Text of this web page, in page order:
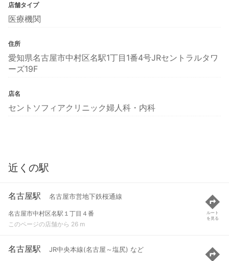
店舗タイプ
医療機関
住所
愛知県名古屋市中村区名駅1丁目1番4号JRセントラルタワ
ーズ19F
店名
セントソフィアクリニック婦人科・内科
近くの駅
名古屋駅 名古屋市営地下鉄桜通線
名古屋市中村区名駅１丁目４番
このページの店舗から 26 m
ルート
を見る
名古屋駅 JR中央本線(名古屋～塩尻) など